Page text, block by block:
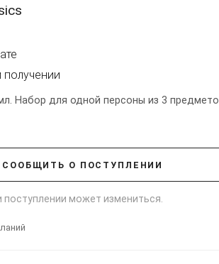
получении
Набор для одной персоны из 3
СООБЩИТЬ О ПОСТУПЛЕНИИ
поступлении может измениться.